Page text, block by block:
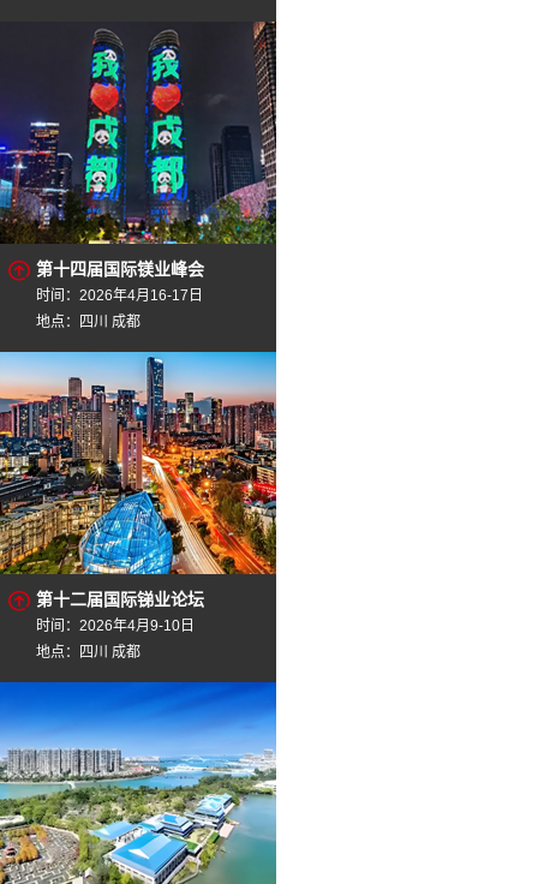
第十四届国际镁业峰会
时间：2026年4月16-17日
地点：四川 成都
第十二届国际锑业论坛
时间：2026年4月9-10日
地点：四川 成都